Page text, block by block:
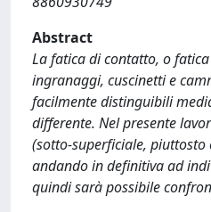
Abstract
La fatica di contatto, o
ingranaggi, cuscinetti e
facilmente distinguibili
differente. Nel presente
(sotto-superficiale, piuttosto
andando in definitiva ad
quindi sarà possibile